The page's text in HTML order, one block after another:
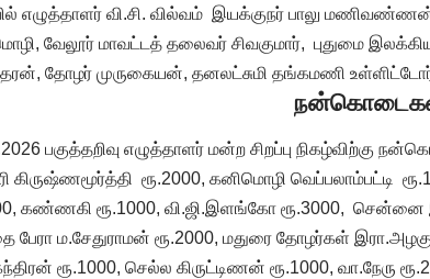
எழுத்தாளர் வி.சி. வில்வம் இயக்குநர் பாலு
வேலூர் மாவட்டத் தலைவர் சிவகுமார், புதுமை
தோழர் முருகையன், தனலட்சுமி தங்கமணி
பகுத்தறிவு எழுத்தாளர் மன்ற சிறப்பு நிகழ்விற்கு
கிருஷ்ணமூர்த்தி ரூ.2000, கனிமொழி வெப்பலாம்பட்டி
கண்ணகி ரூ.1000, வி.ஜி.இளங்கோ ரூ.3000, சென்னை
பேரா ம.சேதுராமன் ரூ.2000, மதுரை தோழர்கள்
ரூ.1000, செல்ல கிருட்டிணன் ரூ.1000, வா.நேரு